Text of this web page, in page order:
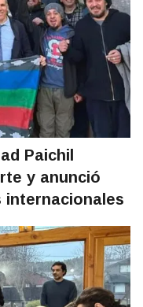
Paichil
y anunció
internacionales